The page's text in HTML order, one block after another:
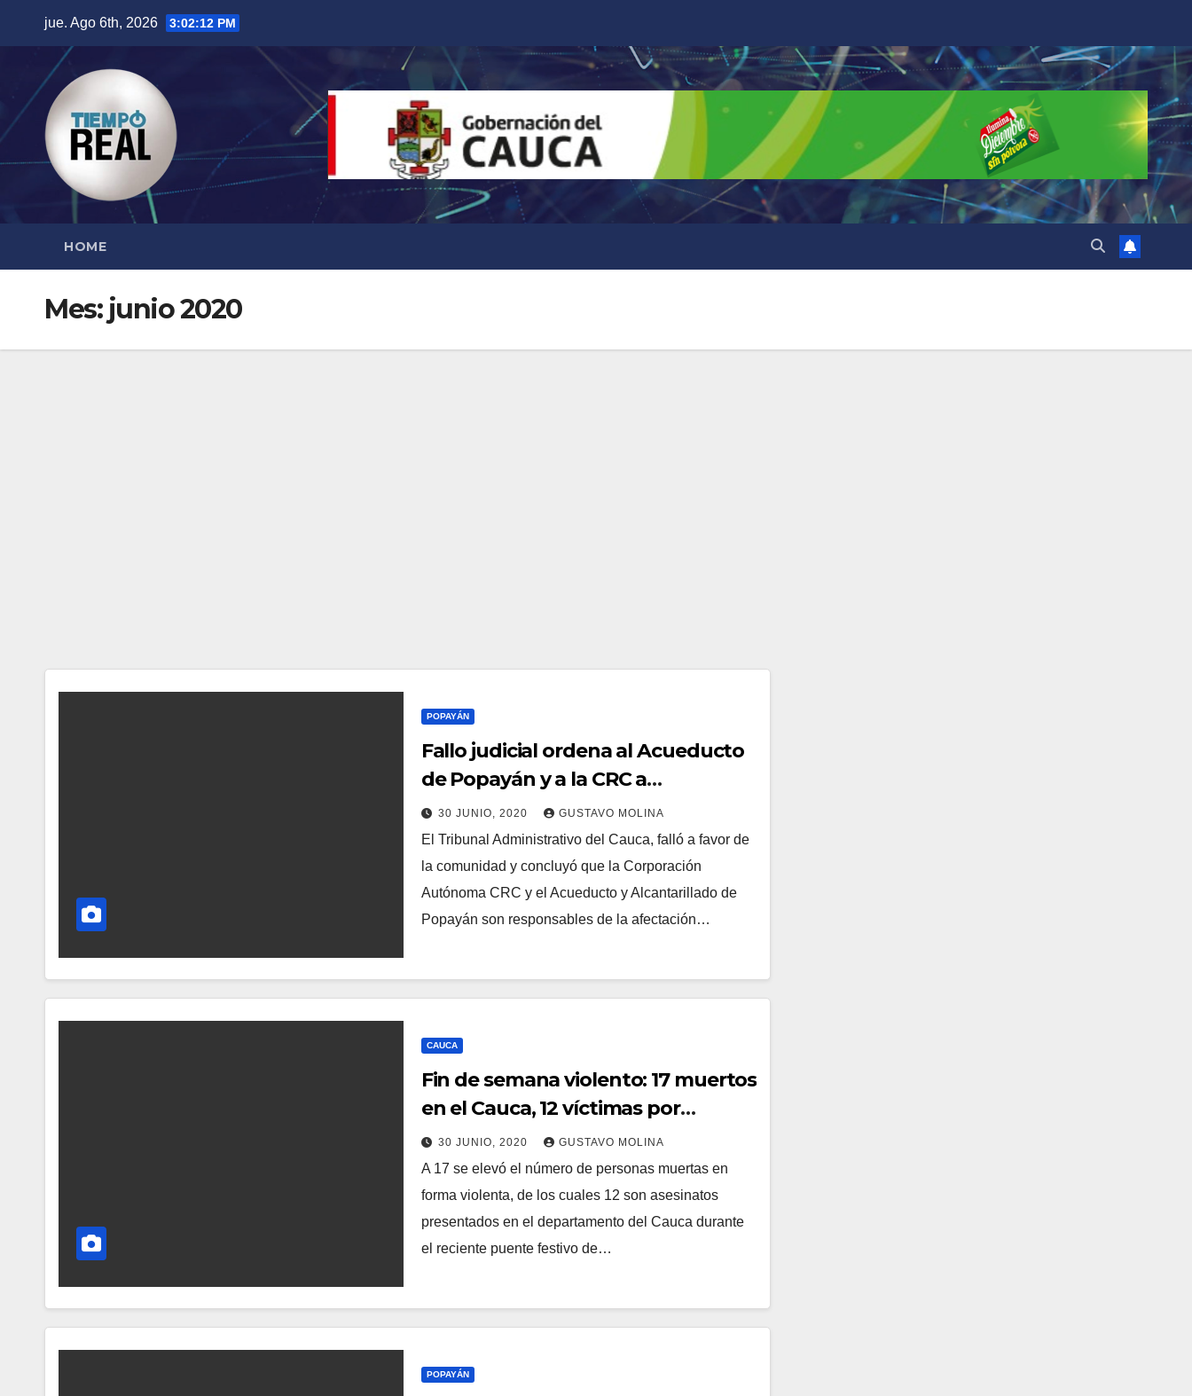
contenido
jue. Ago 6th, 2026 3:02:13 PM
HOME
Mes: junio 2020
POPAYÁN
Fallo judicial ordena al Acueducto
de Popayán y a la CRC a
descontaminar la quebrada el UVO
30 JUNIO, 2020 GUSTAVO MOLINA
El Tribunal Administrativo del Cauca, falló a favor de
la comunidad y concluyó que la Corporación
Autónoma CRC y el Acueducto y Alcantarillado de
Popayán son responsables de la afectación…
CAUCA
Fin de semana violento: 17 muertos
en el Cauca, 12 víctimas por
asesinatos
30 JUNIO, 2020 GUSTAVO MOLINA
A 17 se elevó el número de personas muertas en
forma violenta, de los cuales 12 son asesinatos
presentados en el departamento del Cauca durante
el reciente puente festivo de…
POPAYÁN